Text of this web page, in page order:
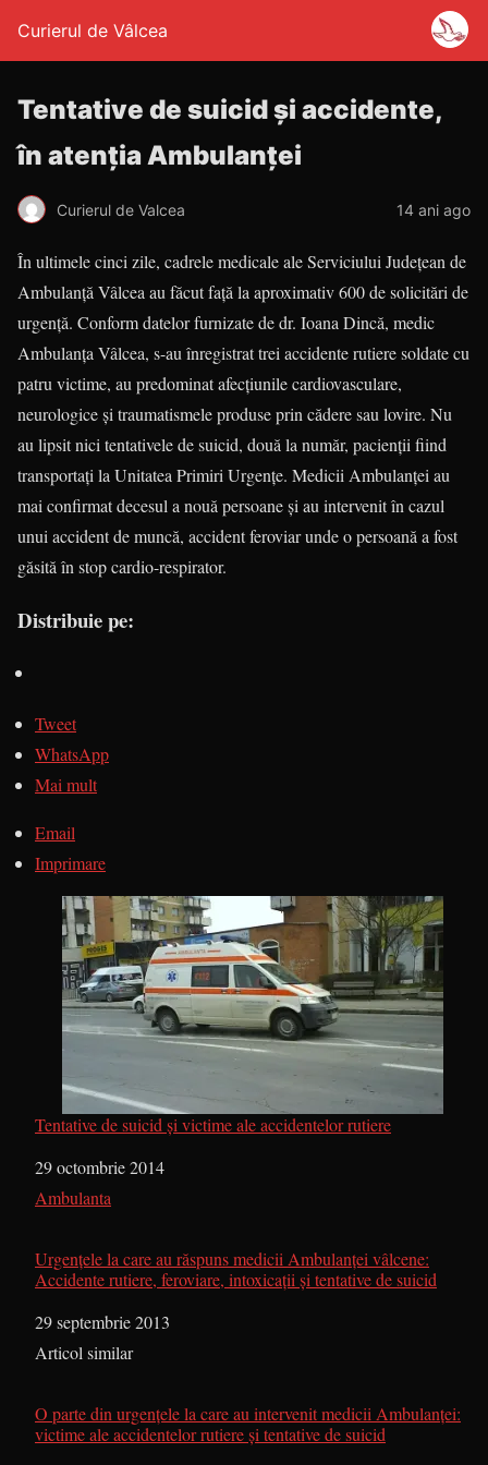
Curierul de Vâlcea
Tentative de suicid și accidente,
în atenția Ambulanței
Curierul de Valcea 14 ani ago
În ultimele cinci zile, cadrele medicale ale Serviciului Județean de
Ambulanță Vâlcea au făcut față la aproximativ 600 de solicitări de
urgență. Conform datelor furnizate de dr. Ioana Dincă, medic
Ambulanța Vâlcea, s-au înregistrat trei accidente rutiere soldate cu
patru victime, au predominat afecțiunile cardiovasculare,
neurologice și traumatismele produse prin cădere sau lovire. Nu
au lipsit nici tentativele de suicid, două la număr, pacienții fiind
transportați la Unitatea Primiri Urgențe. Medicii Ambulanței au
mai confirmat decesul a nouă persoane și au intervenit în cazul
unui accident de muncă, accident feroviar unde o persoană a fost
găsită în stop cardio-respirator.
Distribuie pe:
Tweet
WhatsApp
Mai mult
Email
Imprimare
Tentative de suicid și victime ale accidentelor rutiere
Dată
29 octombrie 2014
În legătură cu
Ambulanta
Urgențele la care au răspuns medicii Ambulanței vâlcene:
Accidente rutiere, feroviare, intoxicații și tentative de suicid
Dată
29 septembrie 2013
În legătură cu
Articol similar
O parte din urgențele la care au intervenit medicii Ambulanței:
victime ale accidentelor rutiere și tentative de suicid